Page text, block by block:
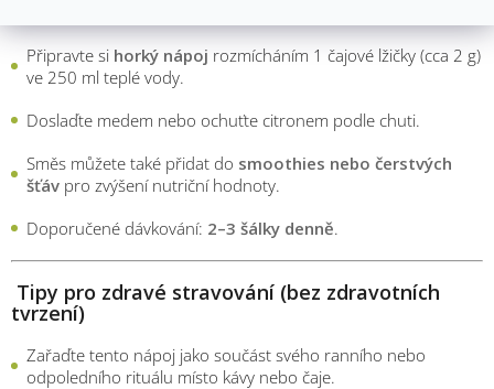
Připravte si horký nápoj rozmícháním 1 čajové lžičky (cca 2 g)
ve 250 ml teplé vody.
Doslaďte medem nebo ochuťte citronem podle chuti.
Směs můžete také přidat do smoothies nebo čerstvých
šťáv pro zvýšení nutriční hodnoty.
Doporučené dávkování: 2–3 šálky denně.
Tipy pro zdravé stravování (bez zdravotních
tvrzení)
Zařaďte tento nápoj jako součást svého ranního nebo
odpoledního rituálu místo kávy nebo čaje.